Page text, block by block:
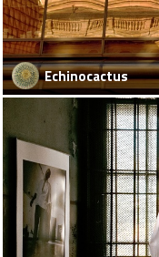
Echinocactus